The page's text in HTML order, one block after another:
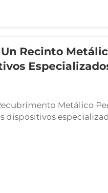
Recinto
Metálico
dispositivos